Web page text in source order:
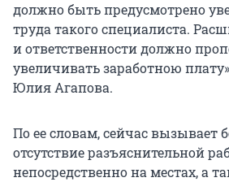
должно быть предусмотрено
труда такого специалиста.
и ответственности должно
увеличивать заработною
Юлия Агапова.
По ее словам, сейчас вызывает
отсутствие разъяснительной
непосредственно на местах, а